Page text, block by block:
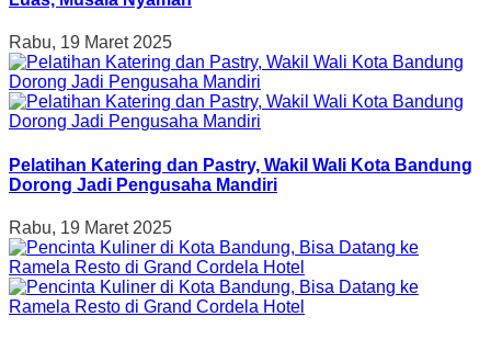
Rabu, 19 Maret 2025
Pelatihan Katering dan Pastry, Wakil Wali Kota Bandung
Dorong Jadi Pengusaha Mandiri
Rabu, 19 Maret 2025